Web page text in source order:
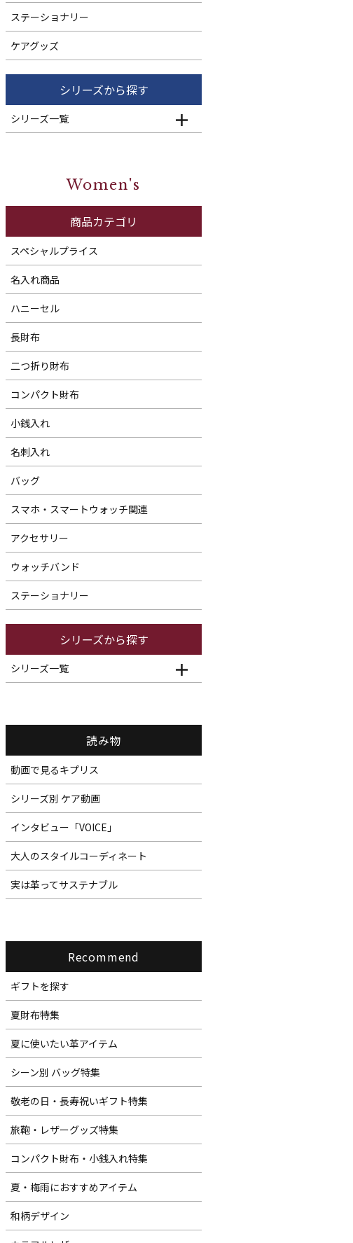
ステーショナリー
ケアグッズ
シリーズから探す
シリーズ一覧
Women's
商品カテゴリ
スペシャルプライス
名入れ商品
ハニーセル
長財布
二つ折り財布
コンパクト財布
小銭入れ
名刺入れ
バッグ
スマホ・スマートウォッチ関連
アクセサリー
ウォッチバンド
ステーショナリー
シリーズから探す
シリーズ一覧
読み物
動画で見るキプリス
シリーズ別 ケア動画
インタビュー「VOICE」
大人のスタイルコーディネート
実は革ってサステナブル
Recommend
ギフトを探す
夏財布特集
夏に使いたい革アイテム
シーン別 バッグ特集
敬老の日・長寿祝いギフト特集
旅鞄・レザーグッズ特集
コンパクト財布・小銭入れ特集
夏・梅雨におすすめアイテム
和柄デザイン